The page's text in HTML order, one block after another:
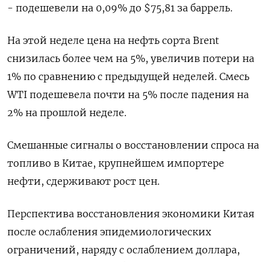
- подешевели на 0,09% до $75,81 за баррель.
На этой неделе цена на нефть сорта Brent
снизилась более чем на 5%, увеличив потери на
1% по сравнению с предыдущей неделей. Смесь
WTI подешевела почти на 5% после падения на
2% на прошлой неделе.
Смешанные сигналы о восстановлении спроса на
топливо в Китае, крупнейшем импортере
нефти, сдерживают рост цен.
Перспектива восстановления экономики Китая
после ослабления эпидемиологических
ограничений, наряду с ослаблением доллара,